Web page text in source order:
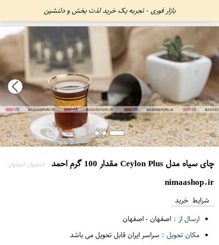
بازار فوری - تجربه یک خرید لذت بخش و دلنشین
چای سیاه مدل Ceylon Plus مقدار 100 گرم احمد اصفهان اصفهان
nimaashop.ir
شرایط خرید
ارسال از : اصفهان-اصفهان
مکان تحویل : سراسر ایران قابل تحویل می باشد